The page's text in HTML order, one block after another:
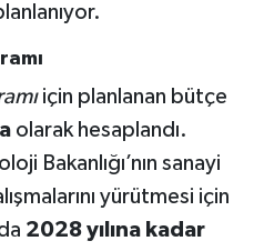
için planlanan bütçe
olarak hesaplandı.
Bakanlığı’nın sanayi
yürütmesi için
2028 yılına kadar